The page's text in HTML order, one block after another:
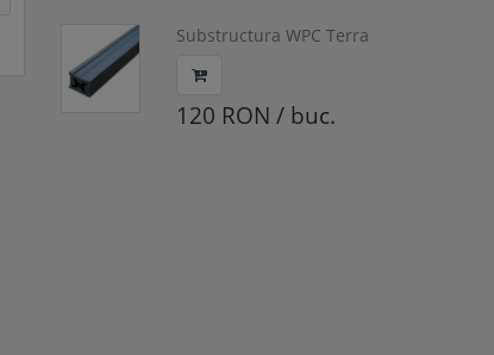
Substructura WPC Terra
4000x42x32mm, K-UWPC
120 RON / buc.